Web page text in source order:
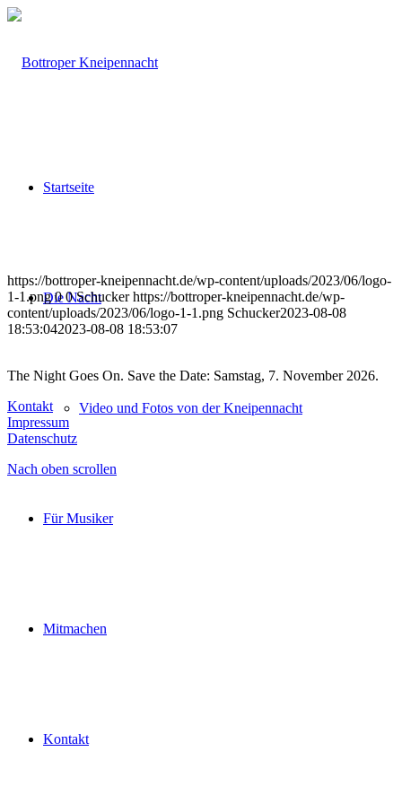
Startseite
Die Nacht
Video und Fotos von der Kneipennacht
Für Musiker
Mitmachen
Kontakt
https://bottroper-kneipennacht.de/wp-content/uploads/2023/06/logo-
1-1.png 0 0 Schucker https://bottroper-kneipennacht.de/wp-
content/uploads/2023/06/logo-1-1.png Schucker2023-08-08
18:53:042023-08-08 18:53:07
The Night Goes On. Save the Date: Samstag, 7. November 2026.
Kontakt
Impressum
Datenschutz
Nach oben scrollen